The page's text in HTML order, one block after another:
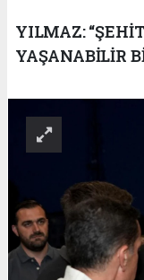
YILMAZ:
YAŞANABİLİR